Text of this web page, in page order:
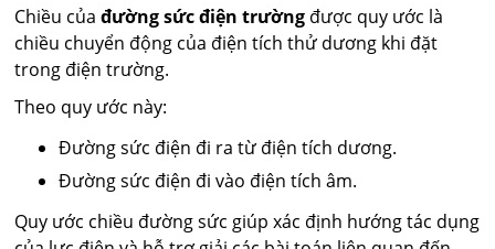
Chiều củađường sức điện trường được quy ước là
chiều chuyển động của điện tích thử dương khi đặt
trong điện trường.
Theo quy ước này:
Đường sức điện đi ra từ điện tích dương.
Đường sức điện đi vào điện tích âm.
Quy ước chiều đường sức giúp xác định hướng tác dụng